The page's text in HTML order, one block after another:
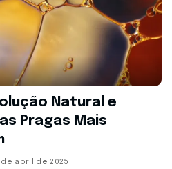
Natural e
Pragas Mais
de abril de 2025